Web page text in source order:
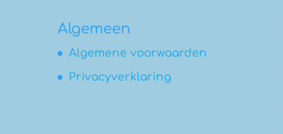
Algemeen
Algemene voorwaarden
Privacyverklaring